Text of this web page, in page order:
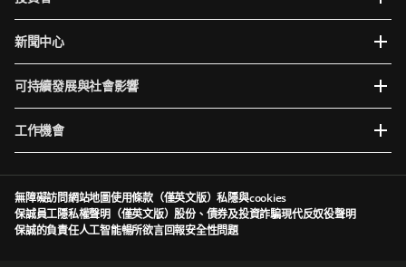
新聞中心
可持續發展與社會影響
工作機會
無障礙訪問網站地圖使用條款（僅英文版）私隱與cookies
保誠員工隱私權聲明（僅英文版）股份、債券及投資詐騙現代反奴役聲明
保誠的負責任人工智能暢所欲言回報安全性問題